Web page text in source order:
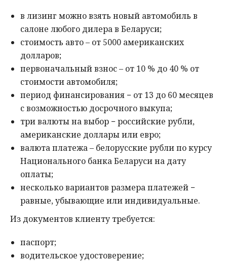
в лизинг можно взять новый автомобиль в
салоне любого дилера в Беларуси;
стоимость авто – от 5000 американских
долларов;
первоначальный взнос – от 10 % до 40 % от
стоимости автомобиля;
период финансирования − от 13 до 60 месяцев
с возможностью досрочного выкупа;
три валюты на выбор − российские рубли,
американские доллары или евро;
валюта платежа – белорусские рубли по курсу
Национального банка Беларуси на дату
оплаты;
несколько вариантов размера платежей −
равные, убывающие или индивидуальные.
Из документов клиенту требуется:
паспорт;
водительское удостоверение;